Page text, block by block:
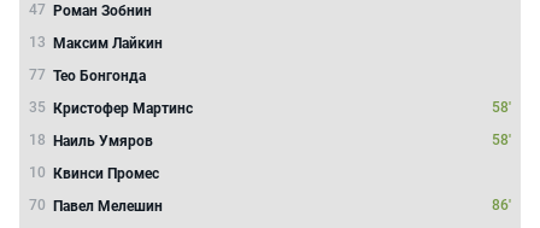
47 Роман Зобнин
13 Максим Лайкин
77 Тео Бонгонда
35 Кристофер Мартинс
58'
18 Наиль Умяров
58'
10 Квинси Промес
70 Павел Мелешин 86'